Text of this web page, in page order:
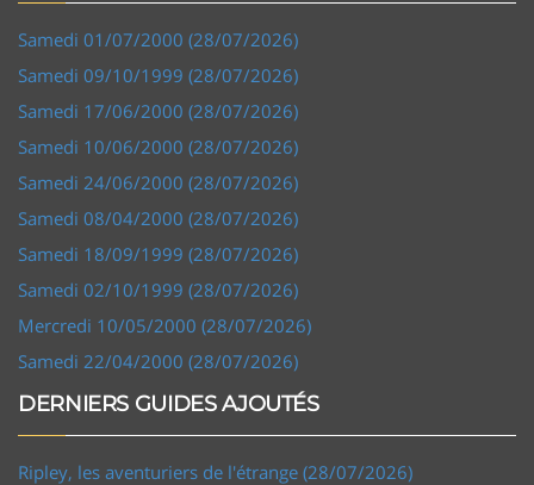
Samedi 01/07/2000 (28/07/2026)
Samedi 09/10/1999 (28/07/2026)
Samedi 17/06/2000 (28/07/2026)
Samedi 10/06/2000 (28/07/2026)
Samedi 24/06/2000 (28/07/2026)
Samedi 08/04/2000 (28/07/2026)
Samedi 18/09/1999 (28/07/2026)
Samedi 02/10/1999 (28/07/2026)
Mercredi 10/05/2000 (28/07/2026)
Samedi 22/04/2000 (28/07/2026)
DERNIERS GUIDES AJOUTÉS
Ripley, les aventuriers de l'étrange (28/07/2026)